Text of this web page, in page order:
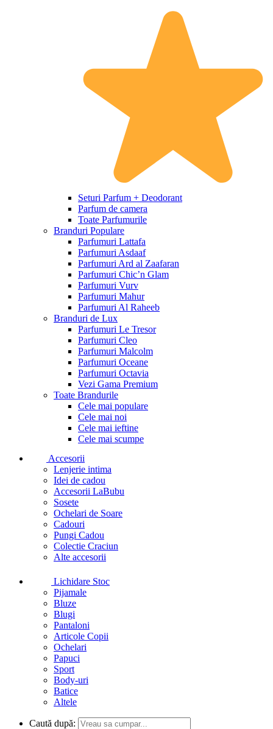
Seturi Parfum + Deodorant
Parfum de camera
Toate Parfumurile
Branduri Populare
Parfumuri Lattafa
Parfumuri Asdaaf
Parfumuri Ard al Zaafaran
Parfumuri Chic’n Glam
Parfumuri Vurv
Parfumuri Mahur
Parfumuri Al Raheeb
Branduri de Lux
Parfumuri Le Tresor
Parfumuri Cleo
Parfumuri Malcolm
Parfumuri Oceane
Parfumuri Octavia
Vezi Gama Premium
Toate Brandurile
Cele mai populare
Cele mai noi
Cele mai ieftine
Cele mai scumpe
Accesorii
Lenjerie intima
Idei de cadou
Accesorii LaBubu
Sosete
Ochelari de Soare
Cadouri
Pungi Cadou
Colectie Craciun
Alte accesorii
Lichidare Stoc
Pijamale
Bluze
Blugi
Pantaloni
Articole Copii
Ochelari
Papuci
Sport
Body-uri
Batice
Altele
Caută după: